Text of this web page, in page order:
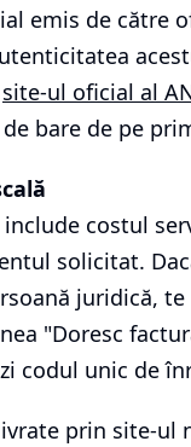
emis de către
site-ul oficial al
bare de pe
include costul
solicitat.
juridică, te
"Doresc
codul unic de
prin site-ul